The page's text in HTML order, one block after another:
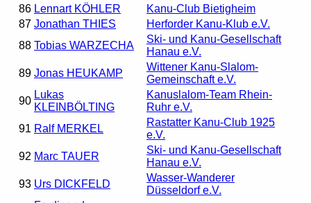
86 Lennart KÖHLER
Kanu-Club Bietigheim
87 Jonathan THIES
Herforder Kanu-Klub e.V.
88 Tobias WARZECHA
Ski- und Kanu-Gesellschaft
Hanau e.V.
89 Jonas HEUKAMP
Wittener Kanu-Slalom-
Gemeinschaft e.V.
90
Lukas
KLEINBÖLTING
Kanuslalom-Team Rhein-
Ruhr e.V.
91 Ralf MERKEL
Rastatter Kanu-Club 1925
e.V.
92 Marc TAUER
Ski- und Kanu-Gesellschaft
Hanau e.V.
93 Urs DICKFELD
Wasser-Wanderer
Düsseldorf e.V.